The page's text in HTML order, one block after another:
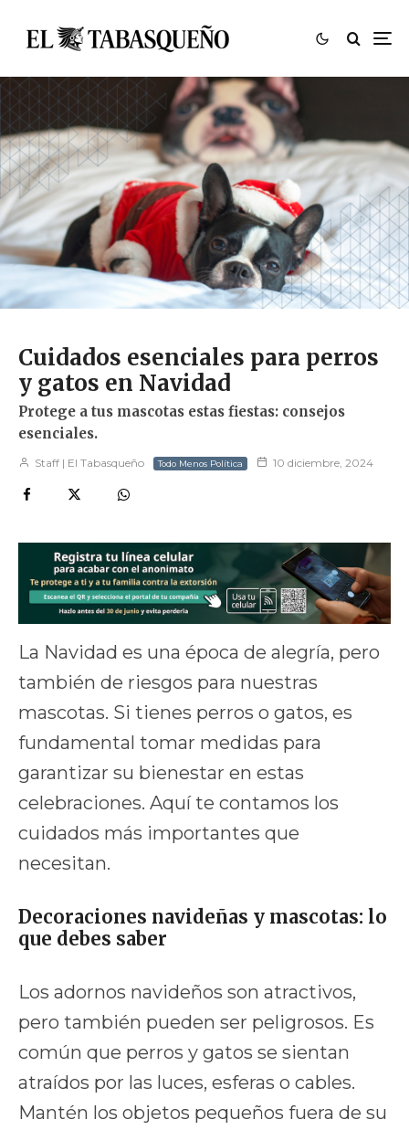
Cuidados esenciales para perros
y gatos en Navidad
Protege a tus mascotas estas fiestas: consejos
esenciales.
Staff | El Tabasqueño Todo Menos Política 10 diciembre, 2024
La Navidad es una época de alegría, pero
también de riesgos para nuestras
mascotas. Si tienes perros o gatos, es
fundamental tomar medidas para
garantizar su bienestar en estas
celebraciones. Aquí te contamos los
cuidados más importantes que
necesitan.
Decoraciones navideñas y mascotas: lo
que debes saber
Los adornos navideños son atractivos,
pero también pueden ser peligrosos. Es
común que perros y gatos se sientan
atraídos por las luces, esferas o cables.
Mantén los objetos pequeños fuera de su